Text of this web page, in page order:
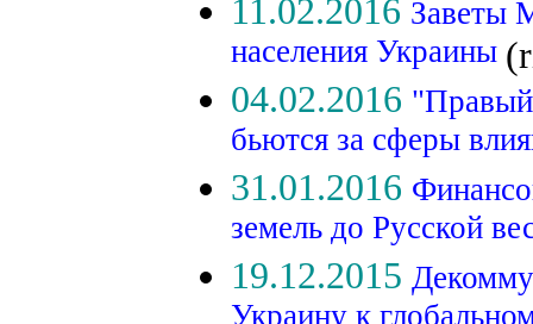
11.02.2016 Заветы
населения Украины
04.02.2016
бьются за сферы
31.01.2016
земель до Русской
19.12.2015